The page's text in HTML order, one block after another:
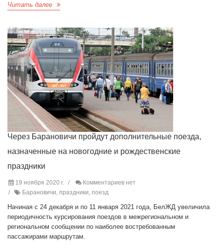
Читать далее
Через Барановичи пройдут дополнительные поезда,
назначенные на новогодние и рождественские
праздники
19 ноября 2020 г.
Комментариев нет
Барановичи, праздники, поезд
Начиная с 24 декабря и по 11 января 2021 года, БелЖД увеличила
периодичность курсирования поездов в межрегиональном и
региональном сообщении по наиболее востребованным
пассажирами маршрутам.